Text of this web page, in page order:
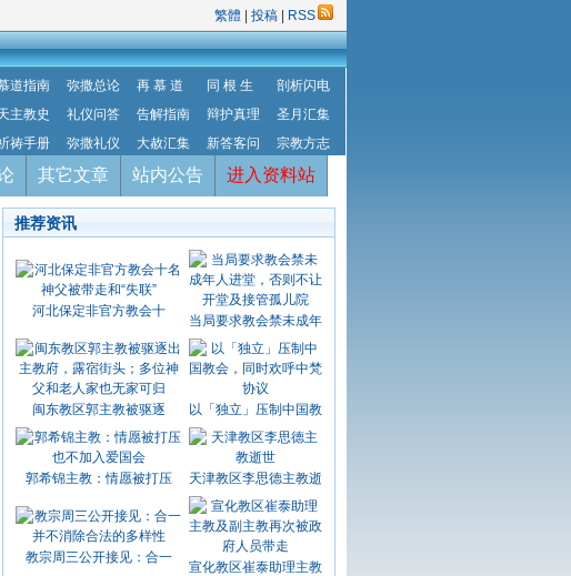
繁體 投稿 RSS
道指南 弥撒总论 再 慕 道 同 根 生
剖析闪电
主教史 礼仪问答 告解指南 辩护真理
圣月汇集
祷手册 弥撒礼仪 大赦汇集 新答客问 宗教方志
其它文章 站内公告 进入资料站
推荐资讯
河北保定非官方教会十
当局要求教会禁未成年
闽东教区郭主教被驱逐 以「独立」压制中国教
郭希锦主教：情愿被打压 天津教区李思德主教逝
教宗周三公开接见：合一
宣化教区崔泰助理主教